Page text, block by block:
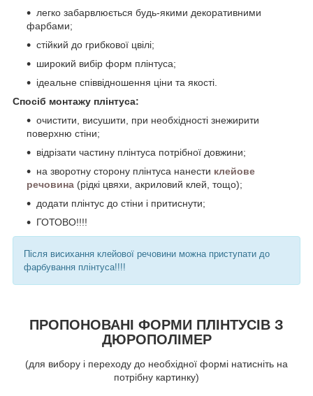
легко забарвлюється будь-якими декоративними
фарбами;
стійкий до грибкової цвілі;
широкий вибір форм плінтуса;
ідеальне співвідношення ціни та якості.
Спосіб монтажу плінтуса:
очистити, висушити, при необхідності знежирити
поверхню стіни;
відрізати частину плінтуса потрібної довжини;
на зворотну сторону плінтуса нанести клейове
речовина (рідкі цвяхи, акриловий клей, тощо);
додати плінтус до стіни і притиснути;
ГОТОВО!!!!
Після висихання клейової речовини можна приступати до
фарбування плінтуса!!!!
ПРОПОНОВАНІ ФОРМИ ПЛІНТУСІВ З
ДЮРОПОЛІМЕР
(для вибору і переходу до необхідної формі натисніть на
потрібну картинку)